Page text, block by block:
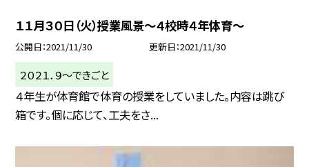
１１月３０日（火）授業風景〜４校時４年体育〜
公開日 2021/11/30 更新日 2021/11/30
２０２１．９〜できごと
４年生が体育館で体育の授業をしていました。内容は跳び
箱です。個に応じて、工夫をさ...